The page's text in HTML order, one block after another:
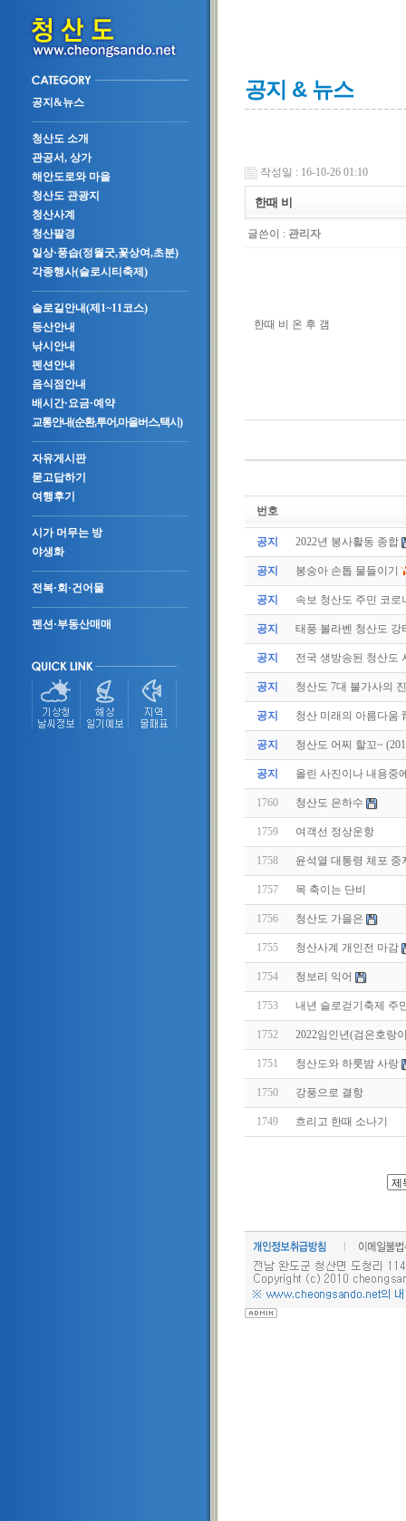
공지&뉴스
청산도 소개
관공서, 상가
해안도로와 마을
청산도 관광지
청산사계
청산팔경
일상·풍습(정월굿,꽃상여,초분)
각종행사(슬로시티축제)
슬로길안내(제1~11코스)
등산안내
낚시안내
펜션안내
음식점안내
배시간·요금·예약
교통안내(순환,투어,마을버스,택시)
자유게시판
묻고답하기
여행후기
시가 머무는 방
야생화
전복·회·건어물
펜션·부동산매매
공지 & 뉴스
작성일 : 16-10-26 01:10
한때 비
글쓴이 : 관리자
한때 비 온 후 갬
번호
공지 2022년 봉사활동 종합
공지 봉숭아 손톱 물들이기
공지 속보 청산도 주민 코로
공지 태풍 볼라벤 청산도 강
공지 전국 생방송된 청산도
공지 청산도 7대 불가사의
공지 청산 미래의 아름다움
공지 청산도 어찌 할꼬~
공지 올린 사진이나 내용중
1760 청산도 은하수
1759 여객선 정상운항
1758 윤석열 대통령 체포 중
1757 목 축이는 단비
1756 청산도 가을은
1755 청산사계 개인전 마감
1754 청보리 익어
1753 내년 슬로걷기축제 주
1752 2022임인년(검은호랑
1751 청산도와 하룻밤 사랑
1750 강풍으로 결항
1749 흐리고 한때 소나기